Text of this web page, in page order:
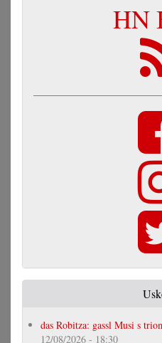
HN
das Robitza: gassl Musi s
12/08/2026 - 18:30